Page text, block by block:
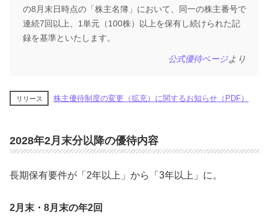
の8月末日時点の「株主名簿」において、同一の株主番号で
連続7回以上、1単元（100株）以上を保有し続けられた記
録を基準といたします。
公式優待ページより
リリース 株主優待制度の変更（拡充）に関するお知らせ（PDF）
2028年2月末分以降の優待内容
長期保有要件が「2年以上」から「3年以上」に。
2月末・8月末の年2回